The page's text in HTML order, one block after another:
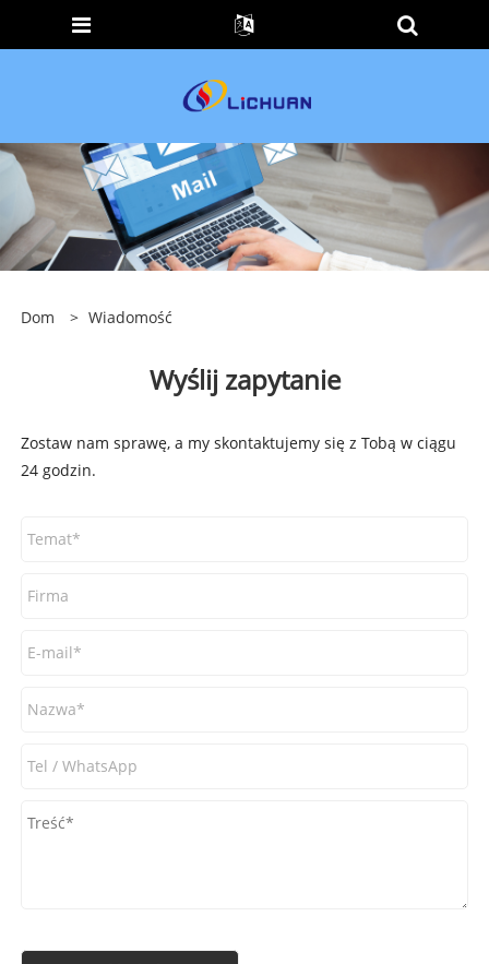
Dom > Wiadomość
Wyślij zapytanie
Zostaw nam sprawę, a my skontaktujemy się z Tobą w ciągu
24 godzin.